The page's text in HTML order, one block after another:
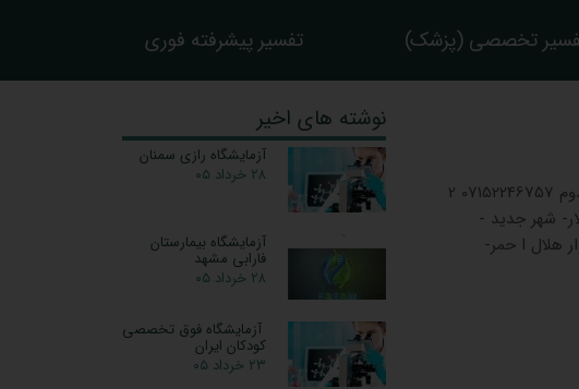
تخصصی (پزشک) تفسیر پیشرفته فوری
مانه عباسیان آزمايشگاه لارستان-شهرجدید-سی متری هلال احمر فرعی بین بلوک اول ودوم 07152246757 2
شهرجدید 3 آزمايشگاه تشخيص طبي دكتر زاهدي نژاد 07152240090 لار- شهر جديد -
07152253659 شهرجدید- بلوار هلال ا حمر-
نوشته های اخیر
آزمایشگاه رازی سمنان
۲۸ خرداد ۰۵
آزمایشگاه بیمارستان
فارابی مشهد
۲۸ خرداد ۰۵
آزمایشگاه فوق تخصصی
کودکان ایران
۲۳ خرداد ۰۵